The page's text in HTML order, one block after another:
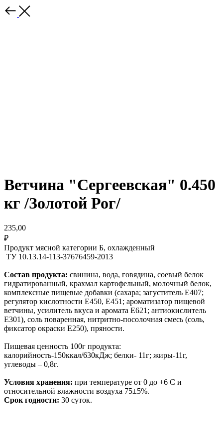
Ветчина "Сергеевская" 0.450
кг /Золотой Рог/
235,00
₽
Продукт мясной категории Б, охлажденный
ТУ 10.13.14-113-37676459-2013
Состав продукта: свинина, вода, говядина, соевый белок
гидратированный, крахмал картофельный, молочный белок,
комплексные пищевые добавки (сахара; загуститель Е407;
регулятор кислотности Е450, Е451; ароматизатор пищевой
ветчины, усилитель вкуса и аромата Е621; антиокислитель
Е301), соль поваренная, нитритно-посолочная смесь (соль,
фиксатор окраски Е250), пряности.
Пищевая ценность 100г продукта:
калорийность-150ккал/630кДж; белки- 11г; жиры-11г,
углеводы – 0,8г.
Условия хранения: при температуре от 0 до +6 С и
относительной влажности воздуха 75±5%.
Срок годности: 30 суток.